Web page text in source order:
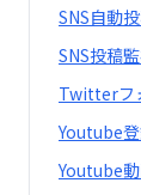
SNS自動
SNS投稿
Twitterフ
Youtube
Youtube